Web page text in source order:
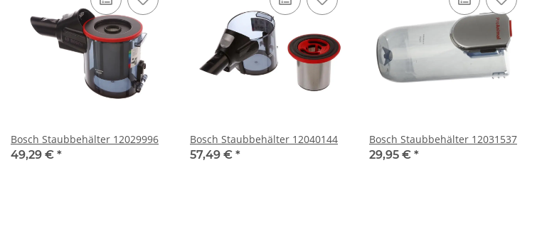
Bosch Staubbehälter 12029996
49,29 € *
Bosch Staubbehälter 12040144
57,49 € *
Bosch Staubbehälter 12031537
29,95 € *